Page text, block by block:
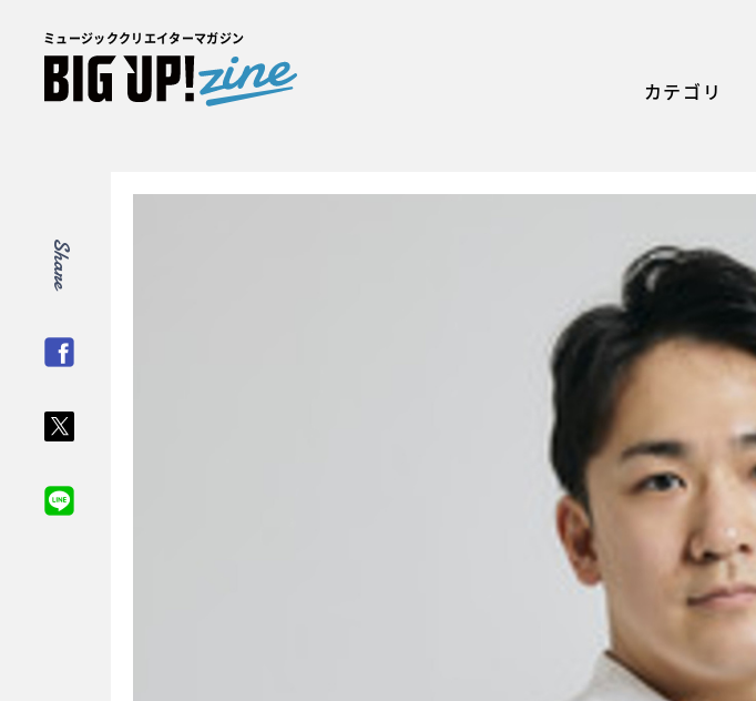
ミュージッククリエイターマガジン
カテゴリ
Share